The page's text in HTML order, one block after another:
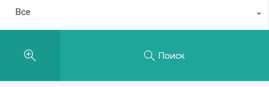
Все
Поиск